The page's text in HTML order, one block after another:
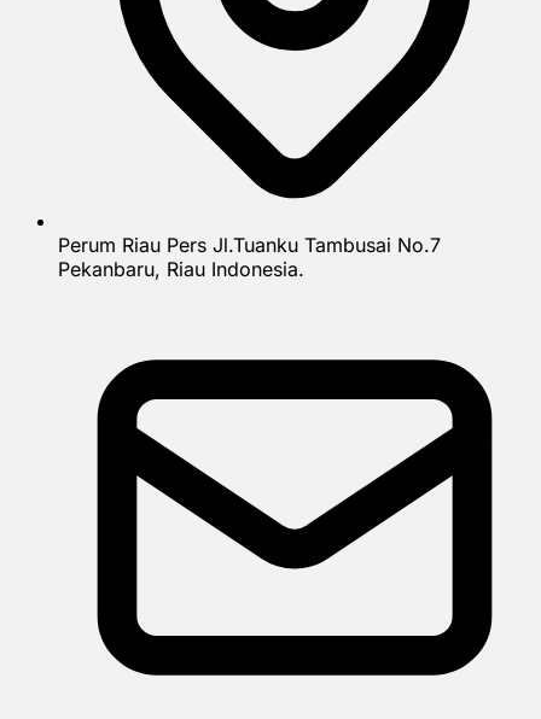
Perum Riau Pers Jl.Tuanku Tambusai No.7
Pekanbaru, Riau Indonesia.